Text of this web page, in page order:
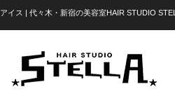
アイス | 代々木・新宿の美容室HAIR STUDIO